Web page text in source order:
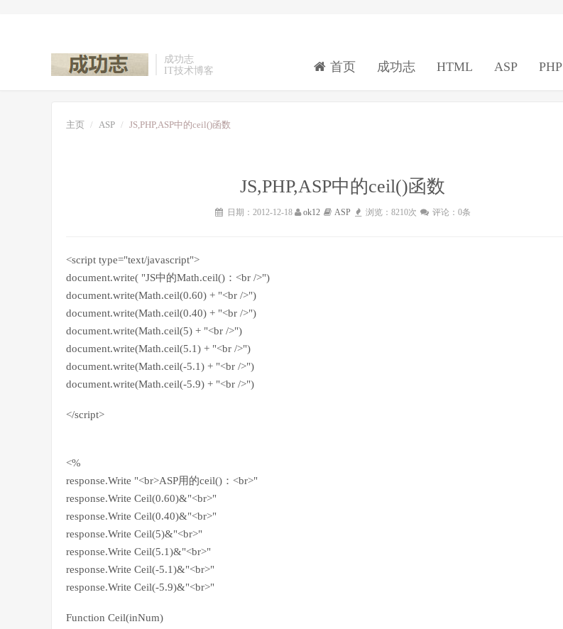
成功志
IT技术博客
首页 成功志 HTML ASP PHP
主页 ASP JS,PHP,ASP中的ceil()函数
JS,PHP,ASP中的ceil()函数
日期：2012-12-18 ok12 ASP 浏览：8210次 评论：0条
<script type="text/javascript">
document.write( "JS中的Math.ceil()：<br />")
document.write(Math.ceil(0.60) + "<br />")
document.write(Math.ceil(0.40) + "<br />")
document.write(Math.ceil(5) + "<br />")
document.write(Math.ceil(5.1) + "<br />")
document.write(Math.ceil(-5.1) + "<br />")
document.write(Math.ceil(-5.9) + "<br />")
</script>
<%
response.Write "<br>ASP用的ceil()：<br>"
response.Write Ceil(0.60)&"<br>"
response.Write Ceil(0.40)&"<br>"
response.Write Ceil(5)&"<br>"
response.Write Ceil(5.1)&"<br>"
response.Write Ceil(-5.1)&"<br>"
response.Write Ceil(-5.9)&"<br>"
Function Ceil(inNum)